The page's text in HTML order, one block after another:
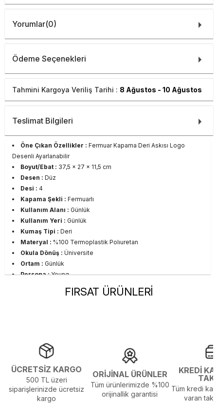
Yorumlar(0)
Ödeme Seçenekleri
Tahmini Kargoya Veriliş Tarihi : 8 Ağustos - 10 Ağustos
Teslimat Bilgileri
Öne Çıkan Özellikler : Fermuar Kapama Deri Askısı Logo
Desenli Ayarlanabilir
Boyut/Ebat : 37,5 x 27 x 11,5 cm
Desen : Düz
Desi : 4
Kapama Şekli : Fermuarlı
Kullanım Alanı : Günlük
Kullanım Yeri : Günlük
Kumaş Tipi : Deri
Materyal : %100 Termoplastik Polıuretan
Okula Dönüş : Üniversite
Ortam : Günlük
Persona :Young
Yetişkin
FIRSAT ÜRÜNLERİ
ÜCRETSİZ KARGO
500 TL üzeri
siparişlerinizde ücretsiz
kargo
ORİJİNAL ÜRÜNLER
Tüm ürünlerimizde %100
orijinallik garantisi
KREDİ
Tüm kredi
varan